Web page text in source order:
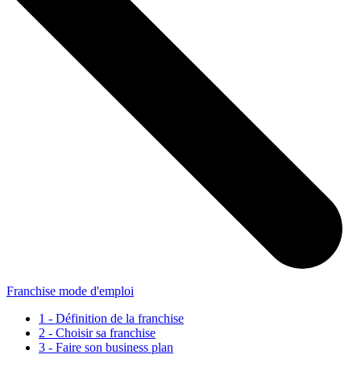
Franchise mode d'emploi
1 - Définition de la franchise
2 - Choisir sa franchise
3 - Faire son business plan